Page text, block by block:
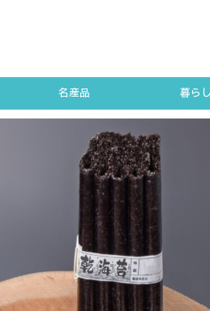
名産品 暮らし